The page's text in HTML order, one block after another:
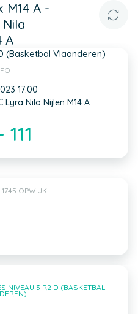
M14 A -
A
(Basketbal Vlaanderen)
17:00
Lyra Nila Nijlen M14 A
OPWIJK
NIVEAU 3 R2 D (BASKETBAL